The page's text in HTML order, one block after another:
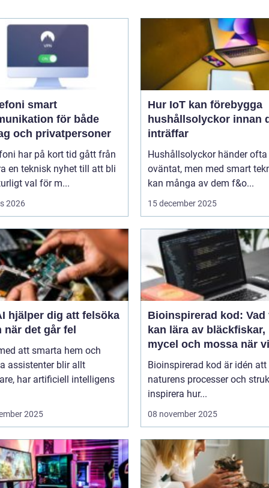
smart
för både
och privatpersoner
har på kort tid gått från
en teknisk nyhet till att bli
val för m...
2026
Hur IoT kan förebygga
hushållsolyckor innan
inträffar
Hushållsolyckor händer ofta
oväntat, men med smart
kan många av dem f&o...
15 december 2025
hjälper dig att felsöka
när det går fel
att smarta hem och
assistenter blir allt
har artificiell intelligens
2025
Bioinspirerad kod: Vad
kan lära av bläckfiskar,
mycel och mossa när vi
bygger nya system
Bioinspirerad kod är idén
naturens processer och
inspirera hur...
08 november 2025